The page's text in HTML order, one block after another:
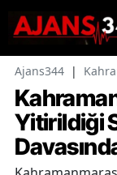
Ajans344 |
Yitirildiği